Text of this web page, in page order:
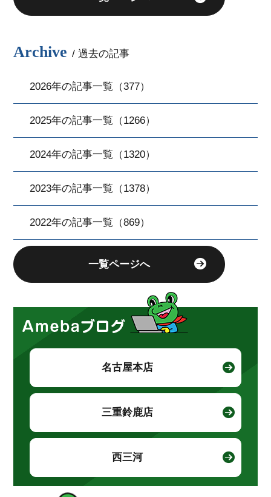
Archive / 過去の記事
2026年の記事一覧（377）
2025年の記事一覧（1266）
2024年の記事一覧（1320）
2023年の記事一覧（1378）
2022年の記事一覧（869）
一覧ページへ
名古屋本店
三重鈴鹿店
西三河